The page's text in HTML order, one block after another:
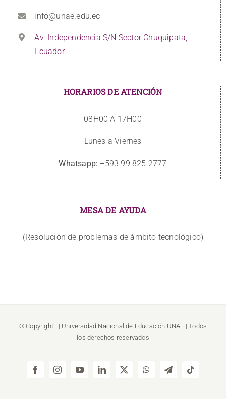
info@unae.edu.ec
Av. Independencia S/N Sector Chuquipata,
Ecuador
HORARIOS DE ATENCIÓN
08H00 A 17H00
Lunes a Viernes
Whatsapp: +593 99 825 2777
MESA DE AYUDA
(Resolución de problemas de ámbito tecnológico)
© Copyright | Universidad Nacional de Educación UNAE | Todos
los derechos reservados
FacebookInstagramYouTubeLinkedIn
X WhatsAppTelegramTiktok